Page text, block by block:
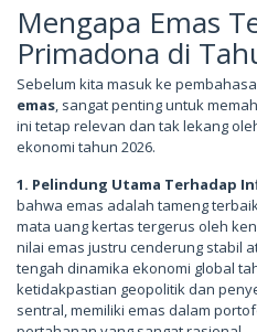
Mengapa Emas
Primadona di
Sebelum kita masuk ke
emas , sangat penting untuk
ini tetap relevan dan tak lekang
ekonomi tahun 2026.
1. Pelindung Utama Terhadap
bahwa emas adalah tameng
mata uang kertas tergerus oleh
nilai emas justru cenderung stabil
tengah dinamika ekonomi global
ketidakpastian geopolitik dan
sentral, memiliki emas dalam